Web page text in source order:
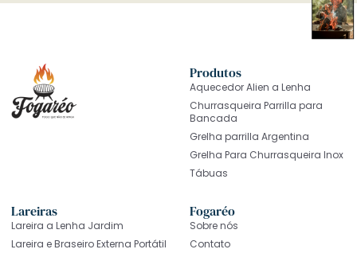
Produtos
Aquecedor Alien a Lenha
Churrasqueira Parrilla para
Bancada
Grelha parrilla Argentina
Grelha Para Churrasqueira Inox
Tábuas
Lareiras
Lareira a Lenha Jardim
Lareira e Braseiro Externa Portátil
Fogaréo
Sobre nós
Contato